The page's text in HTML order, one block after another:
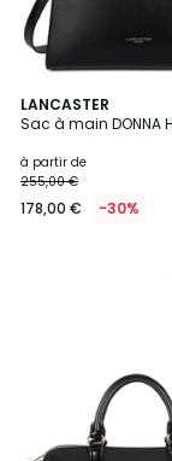
LANCASTER
Sac à main DONNA
à partir de
255,00 €
178,00 € -30%
9
Couleurs